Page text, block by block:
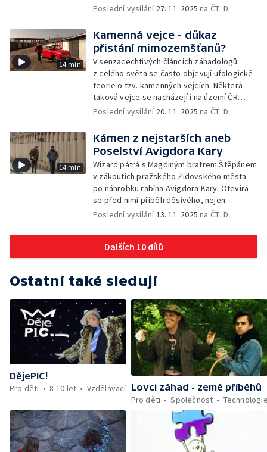
tuto záhadu Wizard?
Poslední vysílání 27. 11. 2025 na ČT :D
14 min
Kamenná vejce - důkaz
přistání mimozemšťanů?
V senzacechtivých článcích záhadologů
z celého světa se často objevují ufologické
teorie o tzv. kamenných vejcích. Některá
taková vejce se nacházejí i na území ČR
a Wizard se pokusí jejich původ vědecky
Poslední vysílání 20. 11. 2025 na ČT :D
14 min
Kámen z nejstarších aneb
Poselství Avigdora Kary
Wizard pátrá s Magdiným bratrem Štěpánem
v zákoutích pražského Židovského města
po náhrobku rabína Avigdora Kary. Otevírá
se před nimi příběh děsivého, nejen
středověkého vraždění Židů
Poslední vysílání13. 11. 2025 na ČT :D
Dalších 10 dílů
Ostatní také sledují
DějePIC!
Pro děti
8-10 let Vzdělávací Lovci záhad - země příběhů
Pro děti
Společnost